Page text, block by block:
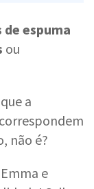
de espuma
ou
a
não é?
e